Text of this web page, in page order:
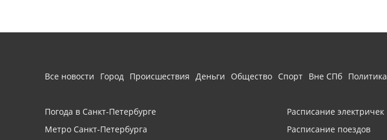
Все новости Город Происшествия Деньги Общество Спорт Вне СПб Политика
Погода в Санкт-Петербурге
Метро Санкт-Петербурга
Расписание электричек
Расписание поездов